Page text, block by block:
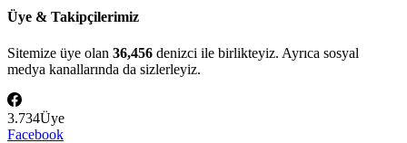
Üye & Takipçilerimiz
Sitemize üye olan 36,456 denizci ile birlikteyiz. Ayrıca sosyal
medya kanallarında da sizlerleyiz.
3.734Üye
Facebook